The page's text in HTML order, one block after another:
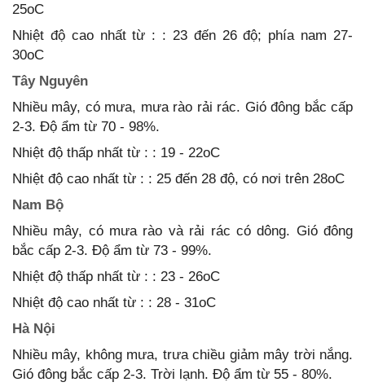
25oC
Nhiệt độ cao nhất từ : : 23 đến 26 độ; phía nam 27-
30oC
Tây Nguyên
Nhiều mây, có mưa, mưa rào rải rác. Gió đông bắc cấp
2-3. Độ ẩm từ 70 - 98%.
Nhiệt độ thấp nhất từ : : 19 - 22oC
Nhiệt độ cao nhất từ : : 25 đến 28 độ, có nơi trên 28oC
Nam Bộ
Nhiều mây, có mưa rào và rải rác có dông. Gió đông
bắc cấp 2-3. Độ ẩm từ 73 - 99%.
Nhiệt độ thấp nhất từ : : 23 - 26oC
Nhiệt độ cao nhất từ : : 28 - 31oC
Hà Nội
Nhiều mây, không mưa, trưa chiều giảm mây trời nắng.
Gió đông bắc cấp 2-3. Trời lạnh. Độ ẩm từ 55 - 80%.